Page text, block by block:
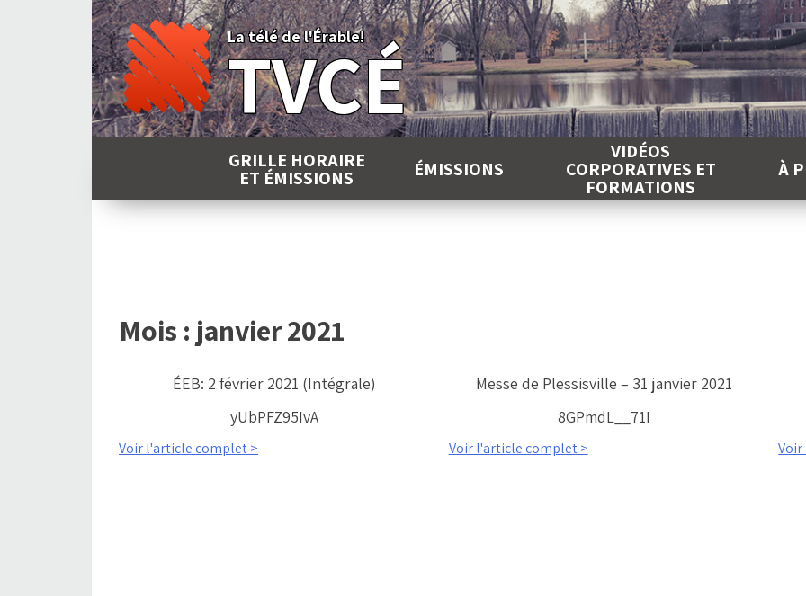
La télé de l'Érable!
TVCÉ
GRILLE HORAIRE
ET ÉMISSIONS ÉMISSIONS
VIDÉOS
CORPORATIVES ET
FORMATIONS
À
Mois : janvier 2021
ÉEB: 2 février 2021 (Intégrale)
yUbPFZ95IvA
Voir l'article complet >
Messe de Plessisville – 31 janvier 2021
8GPmdL__71I
Voir l'article complet >